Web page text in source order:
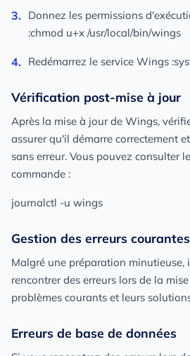
Donnez les permissions
:chmod u+x /usr/local/bin/wings
Redémarrez le service Wings
Vérification post-mise à jour
Après la mise à jour de Wings,
assurer qu'il démarre correctement
sans erreur. Vous pouvez consulter
commande :
journalctl -u wings
Gestion des erreurs courantes
Malgré une préparation minutieuse,
rencontrer des erreurs lors de la
problèmes courants et leurs
Erreurs de base de données